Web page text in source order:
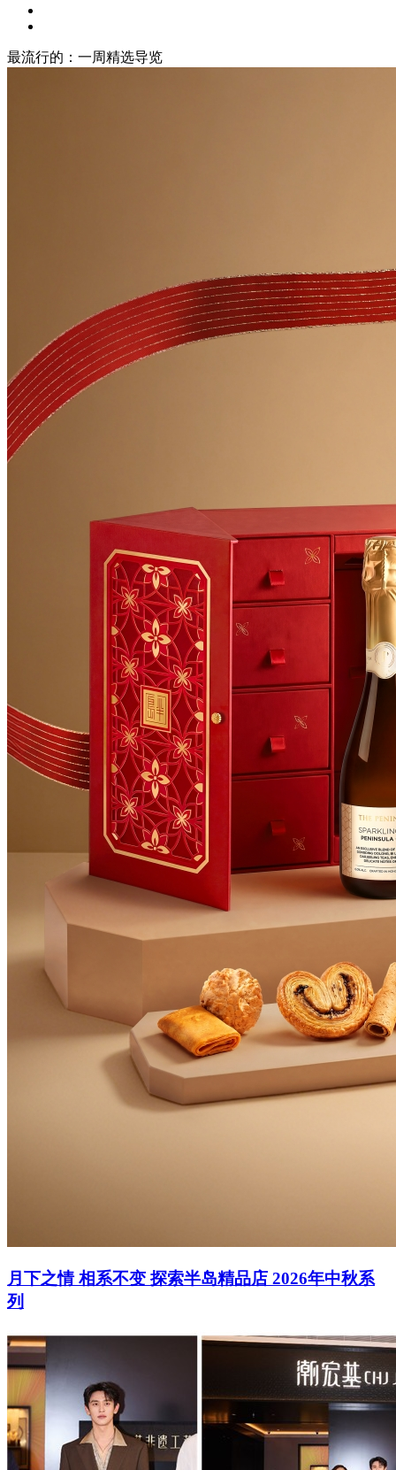
最流行的：一周精选导览
月下之情 相系不变 探索半岛精品店 2026年中秋系
列